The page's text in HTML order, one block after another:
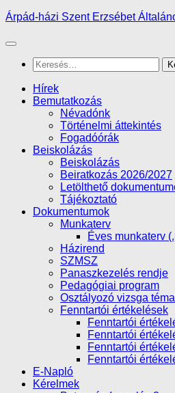
Skip
content
Árpád-házi Szent Erzsébet
Keresés:
Hírek
Bemutatkozás
Névadónk
Történelmi áttekintés
Fogadóórák
Beiskolázás
Beiskolázás
Beiratkozás 2026/2027
Letölthető
Tájékoztató
Dokumentumok
Munkaterv
Éves munkaterv
Házirend
SZMSZ
Panaszkezelés rendje
Pedagógiai program
Osztályozó vizsga
Fenntartói értékelések
Fenntartói
Fenntartói
Fenntartói
Fenntartói
E-Napló
Kérelmek